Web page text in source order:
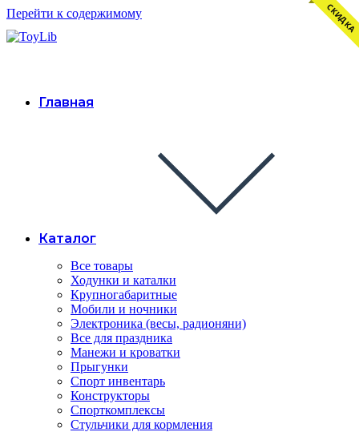
Перейти к содержимому
Главная
Каталог
Все товары
Ходунки и каталки
Крупногабаритные
Мобили и ночники
Электроника (весы, радионяни)
Все для праздника
Манежи и кроватки
Прыгунки
Спорт инвентарь
Конструкторы
Спорткомплексы
Стульчики для кормления
СКИДКА